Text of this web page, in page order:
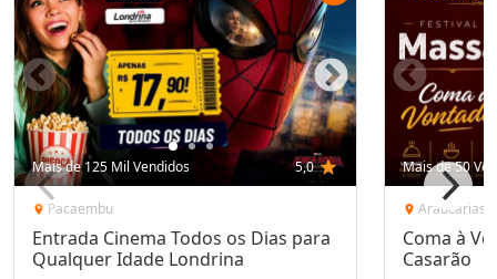
Mais de 125 Mil Vendidos 5,0 star
location_on Pacaembu
Entrada Cinema Todos os Dias para
Qualquer Idade Londrina
Mais de 50
location_on Araucárias
Coma à
Casarão